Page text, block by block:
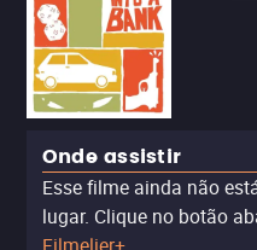
Onde assistir
Esse filme ainda não
lugar. Clique no botão